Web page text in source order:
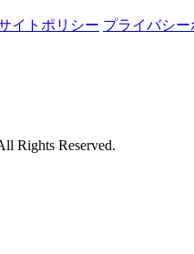
イトポリシー プライバシ
Rights Reserved.